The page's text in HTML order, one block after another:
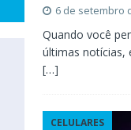
6 de setembro
Quando você
últimas notícias,
[…]
CELULARES